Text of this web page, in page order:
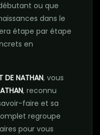
ou que
dans le
étape par étape
en
DE NATHAN, vous
, reconnu
faire et sa
regroupe
pour vous